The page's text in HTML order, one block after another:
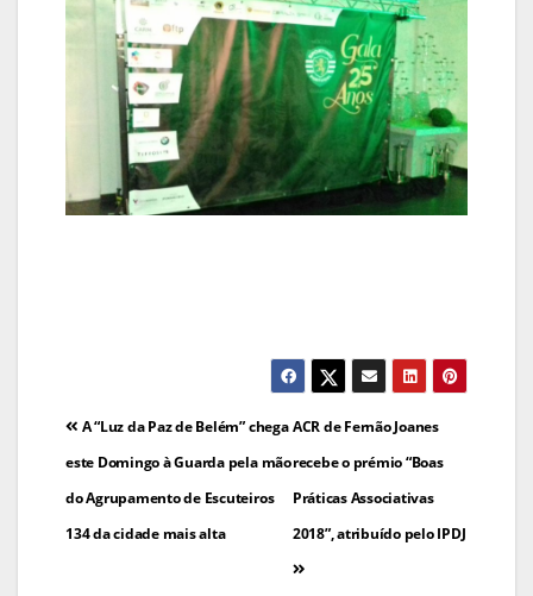
Navegação
de
artigos
ACR de Fernão Joanes
recebe o prémio “Boas
Práticas Associativas
2018”, atribuído pelo IPDJ
A “Luz da Paz de Belém” chega
este Domingo à Guarda pela mão
do Agrupamento de Escuteiros
134 da cidade mais alta